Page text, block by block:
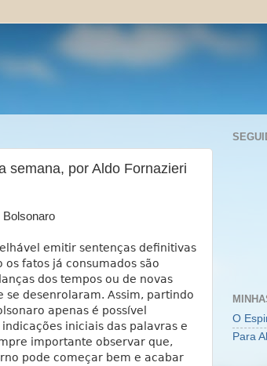
semana, por Aldo Fornazieri
emitir sentenças definitivas
fatos já consumados são
dos tempos ou de novas
se desenrolaram. Assim, partindo
apenas é possível
iniciais das palavras e
importante observar que,
pode começar bem e acabar
O
Para